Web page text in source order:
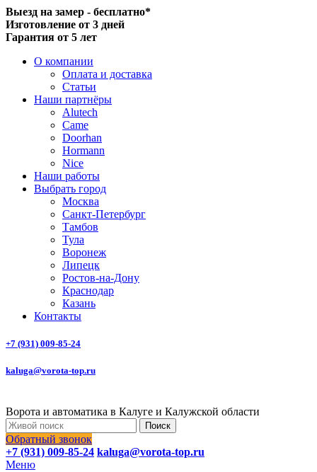
Выезд на замер - бесплатно*
Изготовление от 3 дней
Гарантия от 5 лет
О компании
Оплата и доставка
Статьи
Наши партнёры
Alutech
Came
Doorhan
Hormann
Nice
Наши работы
Выбрать город
Москва
Санкт-Петербург
Тамбов
Тула
Воронеж
Липецк
Ростов-на-Дону
Краснодар
Казань
Контакты
+7 (931) 009-85-24
kaluga@vorota-top.ru
Ворота и автоматика в Калуге и Калужской области
Поиск
Обратный звонок
+7 (931) 009-85-24 kaluga@vorota-top.ru
Меню